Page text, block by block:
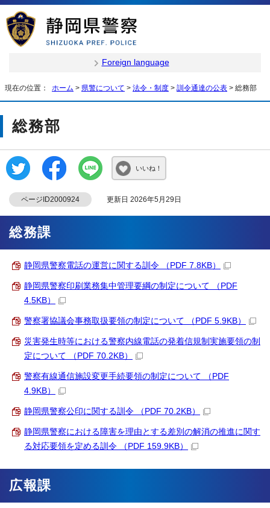
Foreign language
現在の位置： ホーム > 県警について > 法令・制度 > 訓令通達の公表 > 総務部
総務部
いいね！
ページID2000924 更新日 2026年5月29日
総務課
静岡県警察電話の運営に関する訓令 （PDF 7.8KB）
静岡県警察印刷業務集中管理要綱の制定について （PDF
4.5KB）
警察署協議会事務取扱要領の制定について （PDF 5.9KB）
災害発生時等における警察内線電話の発着信規制実施要領の制
定について （PDF 70.2KB）
警察有線通信施設変更手続要領の制定について （PDF
4.9KB）
静岡県警察公印に関する訓令 （PDF 70.2KB）
静岡県警察における障害を理由とする差別の解消の推進に関す
る対応要領を定める訓令 （PDF 159.9KB）
広報課